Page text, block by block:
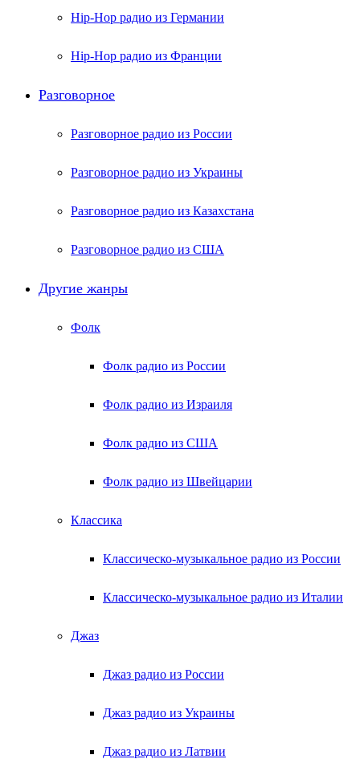
Hip-Hop радио из Германии
Hip-Hop радио из Франции
Разговорное
Разговорное радио из России
Разговорное радио из Украины
Разговорное радио из Казахстана
Разговорное радио из США
Другие жанры
Фолк
Фолк радио из России
Фолк радио из Израиля
Фолк радио из США
Фолк радио из Швейцарии
Классика
Классическо-музыкальное радио из России
Классическо-музыкальное радио из Италии
Джаз
Джаз радио из России
Джаз радио из Украины
Джаз радио из Латвии